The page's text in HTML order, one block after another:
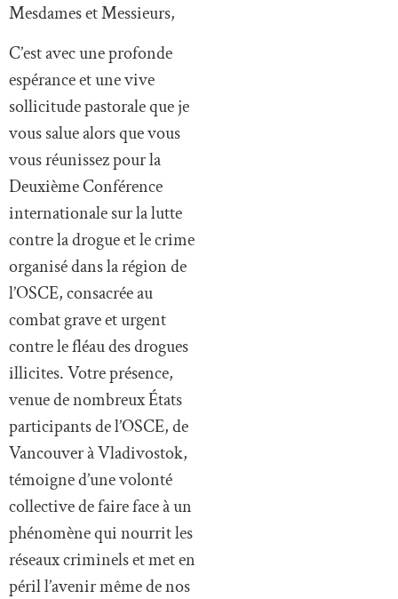
Mesdames et Messieurs,
C’est avec une profonde
espérance et une vive
sollicitude pastorale que je
vous salue alors que vous
vous réunissez pour la
Deuxième Conférence
internationale sur la lutte
contre la drogue et le crime
organisé dans la région de
l’OSCE, consacrée au
combat grave et urgent
contre le fléau des drogues
illicites. Votre présence,
venue de nombreux États
participants de l’OSCE, de
Vancouver à Vladivostok,
témoigne d’une volonté
collective de faire face à un
phénomène qui nourrit les
réseaux criminels et met en
péril l’avenir même de nos